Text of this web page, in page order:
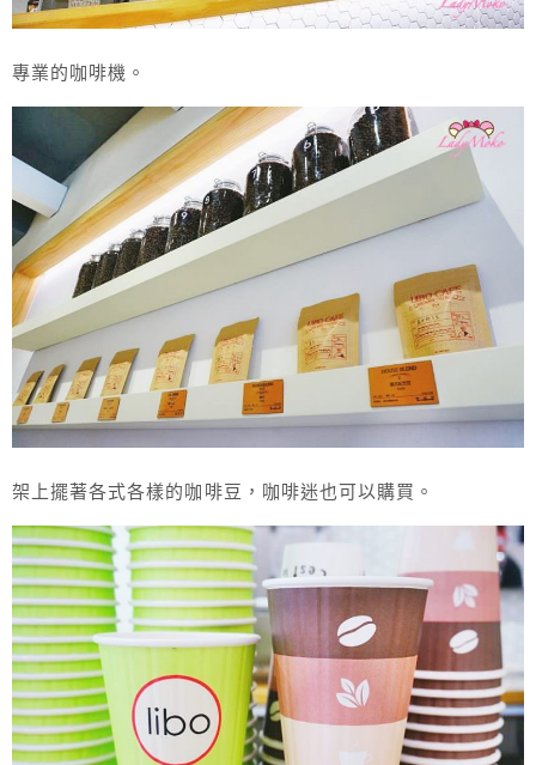
專業的咖啡機。
架上擺著各式各樣的咖啡豆，咖啡迷也可以購買。